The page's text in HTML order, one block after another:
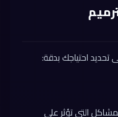
احتياجك بدقة:
التي تؤثر على